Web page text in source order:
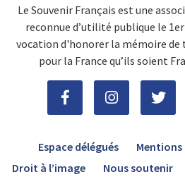
Le Souvenir Français est une
reconnue d’utilité publique le
vocation d'honorer la mémoire de
pour la France qu’ils soient
Espace délégués Mentions
Droit à l’image
Nous soutenir